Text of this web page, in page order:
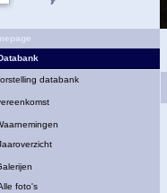
databank
foto's